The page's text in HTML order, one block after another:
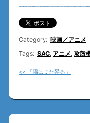
Category: 映画／アニメ
Tags: SAC, アニメ, 攻殻
<< 「陽はまた昇る」